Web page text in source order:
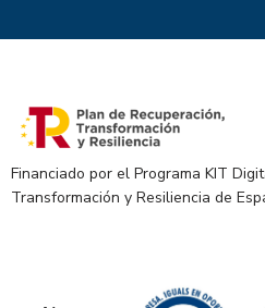
Financiado por el Programa KIT
Transformación y Resiliencia de